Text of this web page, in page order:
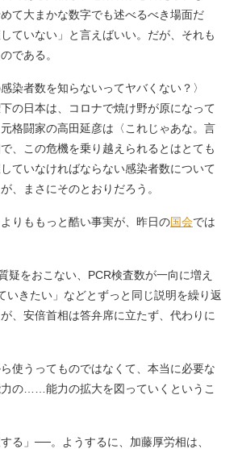
て大まかな数字でも述べるべき場面だ
ていない」と言えばいい。だが、それも
である。
者数を知らないってヤバくない？〉
の日本は、コロナで焼け野が原になって
格闘家の高田延彦は〈これじゃあな。言
、この危機を乗り越えられるとはとても
ていなければならない感染者数について
、まさにそのとおりだろう。
りももっと酷い事実が、昨日の国会では
をおこない、PCR検査数が一向に増え
きたい」などとずっと同じ説明を繰り返
、安倍首相は答弁席に立たず、代わりに
使うってものではなくて、本当に必要な
の……能力の拡大を図っていくというこ
る」──。ようするに、加藤厚労相は、